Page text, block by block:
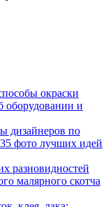
окраски
оборудовании и
дизайнеров по
фото лучших идей
разновидностей
малярного скотча